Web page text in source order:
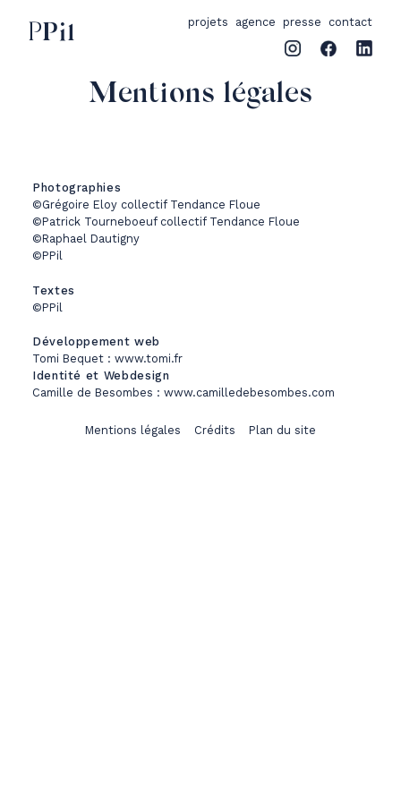
projets agence presse contact
Mentions légales
Photographies
©Grégoire Eloy collectif Tendance Floue
©Patrick Tourneboeuf collectif Tendance Floue
©Raphael Dautigny
©PPil
Textes
©PPil
Développement web
Tomi Bequet : www.tomi.fr
Identité et Webdesign
Camille de Besombes : www.camilledebesombes.com
Mentions légales Crédits Plan du site